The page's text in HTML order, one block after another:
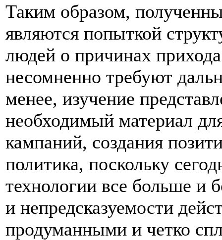
Таким образом,
являются попыткой
людей о причинах
несомненно требуют
менее, изучение
необходимый материал
кампаний, создания
политика, поскольку
технологии все больше и
и непредсказуемости
продуманными и четко